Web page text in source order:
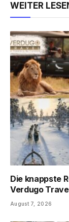
WEITER
Die knappste
Verdugo
August 7, 2026